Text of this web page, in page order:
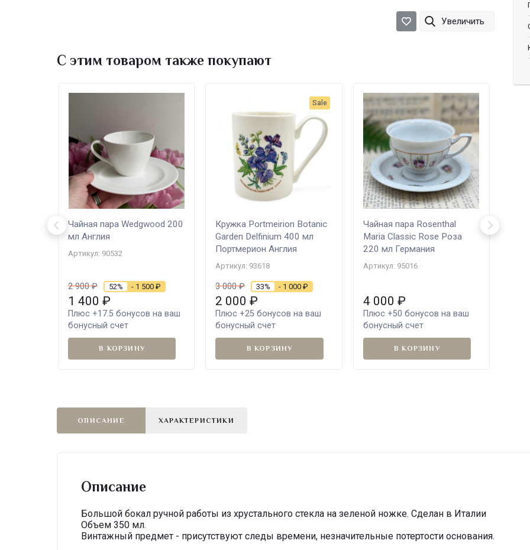
Увеличить
С этим товаром также покупают
Чайная пара Wedgwood 200
мл Англия
Артикул: 90532
2 900₽ 52% - 1 500 ₽
1 400 ₽
Плюс +17.5 бонусов на ваш
бонусный счет
В КОРЗИНУ
Sale
Кружка Portmeirion Botanic
Garden Delfinium 400 мл
Портмерион Англия
Артикул: 93618
3 000₽ 33% - 1 000₽
2 000₽
Плюс +25 бонусов на ваш
бонусный счет
В КОРЗИНУ
Чайная пара Rosenthal
Maria Classic Rose Роза
220 мл Германия
Артикул: 95016
4 000 ₽
Плюс +50 бонусов на ваш
бонусный счет
В КОРЗИНУ
ОПИСАНИЕ ХАРАКТЕРИСТИКИ
Описание
Большой бокал ручной работы из хрустального стекла на зеленой ножке. Сделан в Италии
Объем 350 мл.
Винтажный предмет - присутствуют следы времени, незначительные потертости основания.